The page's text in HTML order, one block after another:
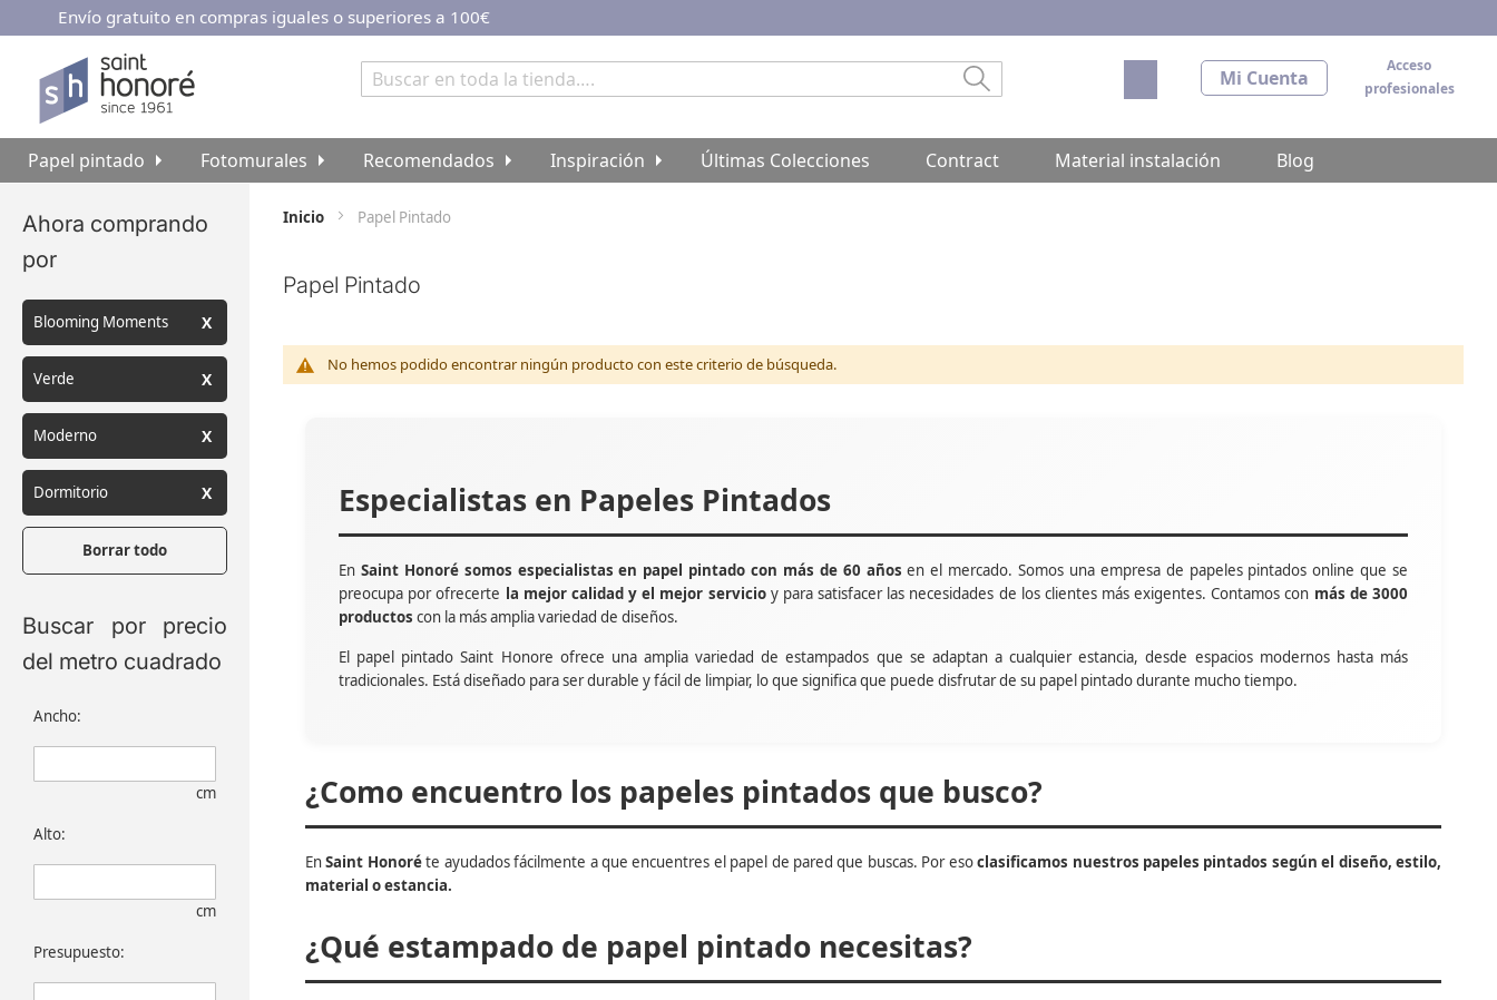
Ir
contenido
Envío gratuito en compras iguales o superiores a 100€
Acceso
profesionales
Mi Cuenta
Mi carrito
Papel pintado Fotomurales Recomendados Inspiración Últimas Colecciones Contract Material instalación Blog
Inicio Papel Pintado
Papel Pintado
No hemos podido encontrar ningún producto con este criterio de búsqueda.
Especialistas en Papeles Pintados
En Saint Honoré somos especialistas en papel pintado con más de 60 años en el mercado. Somos una empresa de papeles pintados online que se
preocupa por ofrecerte la mejor calidad y el mejor servicioy para satisfacer las necesidades de los clientes más exigentes. Contamos con más de 3000
productos con la más amplia variedad de diseños.
El papel pintado Saint Honore ofrece una amplia variedad de estampados que se adaptan a cualquier estancia, desde espacios modernos hasta más
tradicionales. Está diseñado para ser durable y fácil de limpiar, lo que significa que puede disfrutar de su papel pintado durante mucho tiempo.
¿Como encuentro los papeles pintados que busco?
EnSaint Honoréte ayudados fácilmente a que encuentres el papel de pared que buscas. Por esoclasificamos nuestros papeles pintados según el diseño, estilo,
material o estancia.
¿Qué estampado de papel pintado necesitas?
Buscar por precio
del metro cuadrado
Ancho:
cm
Alto:
cm
Presupuesto:
Ahora comprando
por
Blooming Moments
Verde
Moderno
Dormitorio
Borrar todo